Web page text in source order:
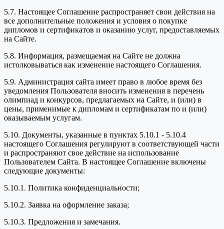
5.7. Настоящее Соглашение распространяет свои действия на
все дополнительные положения и условия о покупке
дипломов и сертификатов и оказанию услуг, предоставляемых
на Сайте.
5.8. Информация, размещаемая на Сайте не должна
истолковываться как изменение настоящего Соглашения.
5.9. Администрация сайта имеет право в любое время без
уведомления Пользователя вносить изменения в перечень
олимпиад и конкурсов, предлагаемых на Сайте, и (или) в
цены, применимые к дипломам и сертификатам по и (или)
оказываемым услугам.
5.10. Документы, указанные в пунктах 5.10.1 - 5.10.4
настоящего Соглашения регулируют в соответствующей части
и распространяют свое действие на использование
Пользователем Сайта. В настоящее Соглашение включены
следующие документы:
5.10.1. Политика конфиденциальности;
5.10.2. Заявка на оформление заказа;
5.10.3. Предложения и замечания.